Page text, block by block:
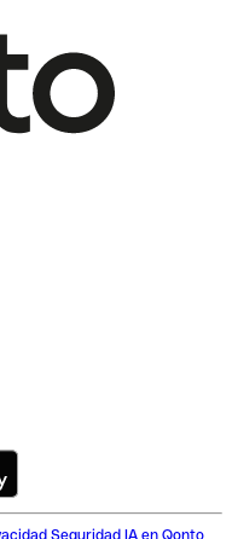
Seguridad IA en Qonto